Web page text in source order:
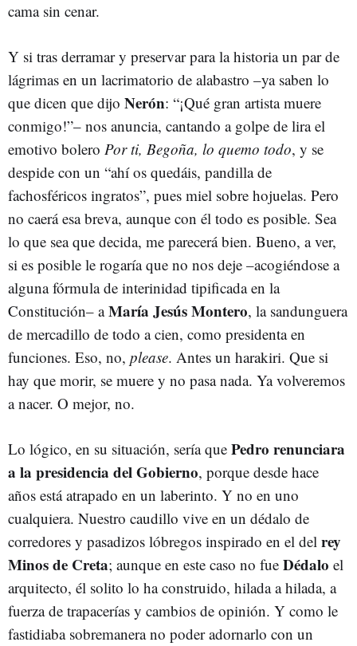
cama sin cenar.
Y si tras derramar y preservar para la historia un par de
lágrimas en un lacrimatorio de alabastro –ya saben lo
que dicen que dijo Nerón: “¡Qué gran artista muere
conmigo!”– nos anuncia, cantando a golpe de lira el
emotivo bolero Por ti, Begoña, lo quemo todo, y se
despide con un “ahí os quedáis, pandilla de
fachosféricos ingratos”, pues miel sobre hojuelas. Pero
no caerá esa breva, aunque con él todo es posible. Sea
lo que sea que decida, me parecerá bien. Bueno, a ver,
si es posible le rogaría que no nos deje –acogiéndose a
alguna fórmula de interinidad tipificada en la
Constitución– aMaría Jesús Montero, la sandunguera
de mercadillo de todo a cien, como presidenta en
funciones. Eso, no, please. Antes un harakiri. Que si
hay que morir, se muere y no pasa nada. Ya volveremos
a nacer. O mejor, no.
Lo lógico, en su situación, sería que Pedro renunciara
a la presidencia del Gobierno, porque desde hace
años está atrapado en un laberinto. Y no en uno
cualquiera. Nuestro caudillo vive en un dédalo de
corredores y pasadizos lóbregos inspirado en el del rey
Minos de Creta; aunque en este caso no fue Dédalo el
arquitecto, él solito lo ha construido, hilada a hilada, a
fuerza de trapacerías y cambios de opinión. Y como le
fastidiaba sobremanera no poder adornarlo con un